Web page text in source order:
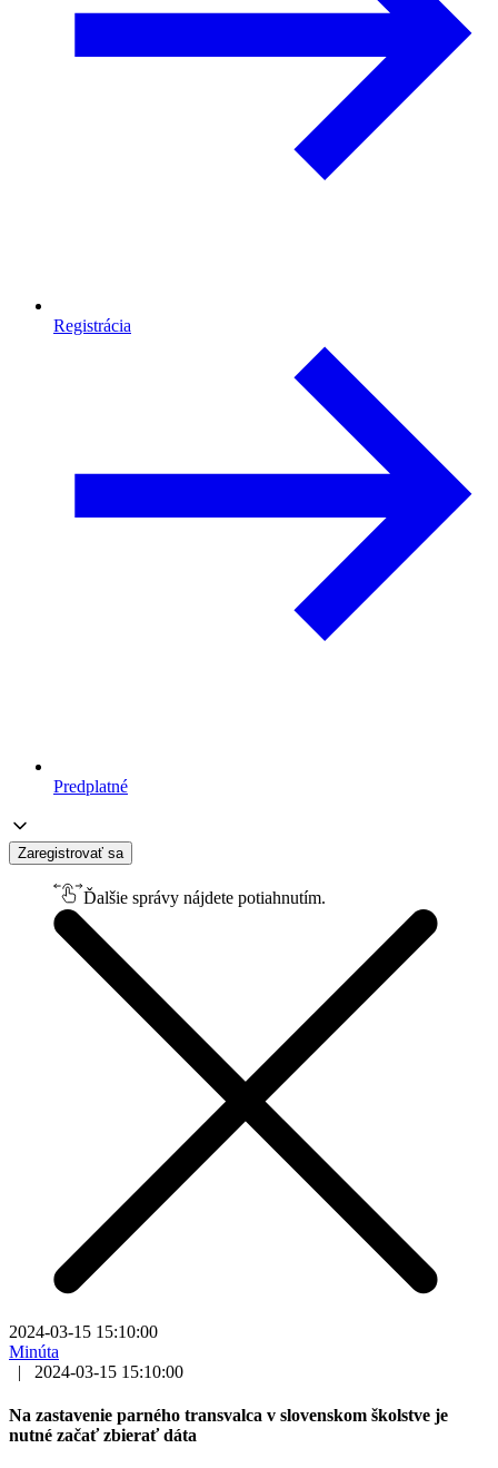
Registrácia
Predplatné
Zaregistrovať sa
Ďalšie správy nájdete potiahnutím.
2024-03-15 15:10:00
Minúta
|
2024-03-15 15:10:00
Na zastavenie parného transvalca v slovenskom školstve je
nutné začať zbierať dáta